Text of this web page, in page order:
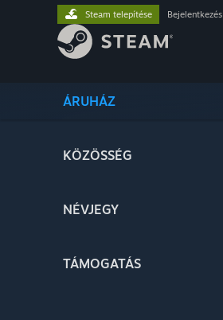
ÁRUHÁZ
KÖZÖSSÉG
NÉVJEGY
TÁMOGATÁS
Steam telepítése Bejelentkezés